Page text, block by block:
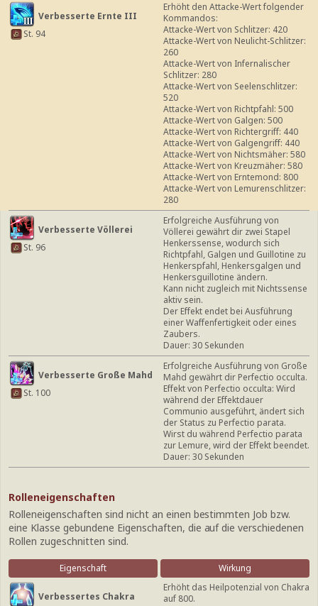
Verbesserte Ernte III
St. 94
Erhöht den Attacke-Wert folgender
Kommandos:
Attacke-Wert von Schlitzer: 420
Attacke-Wert von Neulicht-Schlitzer:
260
Attacke-Wert von Infernalischer
Schlitzer: 280
Attacke-Wert von Seelenschlitzer:
520
Attacke-Wert von Richtpfahl: 500
Attacke-Wert von Galgen: 500
Attacke-Wert von Richtergriff: 440
Attacke-Wert von Galgengriff: 440
Attacke-Wert von Nichtsmäher: 580
Attacke-Wert von Kreuzmäher: 580
Attacke-Wert von Erntemond: 800
Attacke-Wert von Lemurenschlitzer:
280
Verbesserte Völlerei
St. 96
Erfolgreiche Ausführung von
Völlerei gewährt dir zwei Stapel
Henkerssense, wodurch sich
Richtpfahl, Galgen und Guillotine zu
Henkerspfahl, Henkersgalgen und
Henkersguillotine ändern.
Kann nicht zugleich mit Nichtssense
aktiv sein.
Der Effekt endet bei Ausführung
einer Waffenfertigkeit oder eines
Zaubers.
Dauer: 30 Sekunden
Verbesserte Große Mahd
St. 100
Erfolgreiche Ausführung von Große
Mahd gewährt dir Perfectio occulta.
Effekt von Perfectio occulta: Wird
während der Effektdauer
Communio ausgeführt, ändert sich
der Status zu Perfectio parata.
Wirst du während Perfectio parata
zur Lemure, wird der Effekt beendet.
Dauer: 30 Sekunden
Rolleneigenschaften
Rolleneigenschaften sind nicht an einen bestimmten Job bzw.
eine Klasse gebundene Eigenschaften, die auf die verschiedenen
Rollen zugeschnitten sind.
Eigenschaft Wirkung
Verbessertes Chakra
Erhöht das Heilpotenzial von Chakra
auf 800.